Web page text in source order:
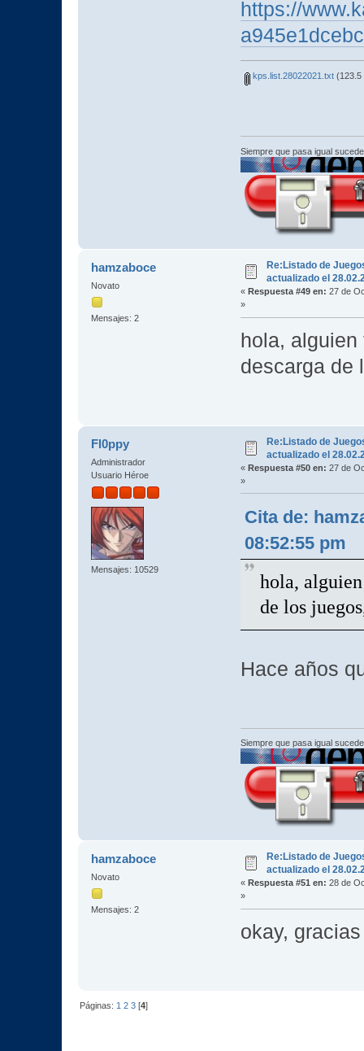
https://
kps.list.28022021.txt(123.5
Siempre que pasa igual
hamzaboce
Novato
Mensajes: 2
Re:Listado de
actualizado el
« Respuesta #49 en: 27 de
»
hola,
descarga de
Fl0ppy
Administrador
Usuario Héroe
Mensajes: 10529
Re:Listado de
actualizado el
« Respuesta #50 en: 27 de
»
Cita de:
08:52:55 pm
hola,
de los
Hace años
Siempre que pasa igual
hamzaboce
Novato
Mensajes: 2
Re:Listado de
actualizado el
« Respuesta #51 en: 28 de
»
okay,
Páginas: 1 2 3 [4]